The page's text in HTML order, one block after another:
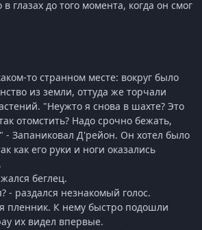
глазах до того момента, когда он смог
то странном месте: вокруг было
из земли, оттуда же торчали
"Неужто я снова в шахте? Это
отомстить? Надо срочно бежать,
- Запаниковал Д'рейон. Он хотел было
как его руки и ноги оказались
беглец.
- раздался незнакомый голос.
пленник. К нему быстро подошли
их видел впервые.